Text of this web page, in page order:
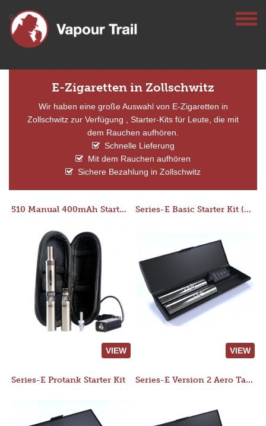
E-Zigaretten in Zollschwitz
Wir haben eine große Auswahl von E-Zigaretten in
Zollschwitz zur Verfügung , Starter-Kits für Leute, die mit
dem Rauchen aufhören.
Schnelle Lieferung
Mit dem Rauchen aufhören
Sichere Bezahlung in Zollschwitz
510 Manual 400mAh Starter Kit
VIEW
Series-E Basic Starter Kit (No Tank)
VIEW
Series-E Protank Starter Kit Series-E Version 2 Aero Tank Starter Kit